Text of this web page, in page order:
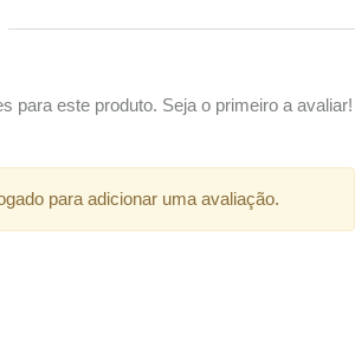
para este produto. Seja o primeiro a avaliar!
para adicionar uma avaliação.